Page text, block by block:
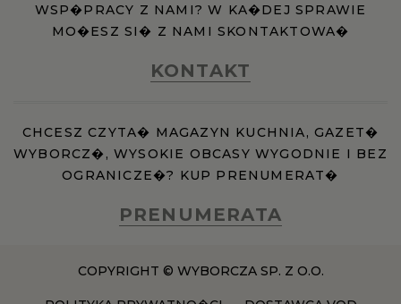
WSP�PRACY Z NAMI? W KA�DEJ SPRAWIE
MO�ESZ SI� Z NAMI SKONTAKTOWA�
KONTAKT
CHCESZ CZYTA� MAGAZYN KUCHNIA, GAZET�
WYBORCZ�, WYSOKIE OBCASY WYGODNIE I BEZ
OGRANICZE�? KUP PRENUMERAT�
PRENUMERATA
COPYRIGHT © WYBORCZA SP. Z O.O.